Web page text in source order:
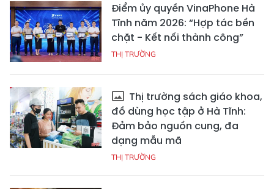
Điểm ủy quyền VinaPhone Hà
Tĩnh năm 2026: “Hợp tác bền
chặt - Kết nối thành công”
THỊ TRƯỜNG
Thị trường sách giáo khoa,
đồ dùng học tập ở Hà Tĩnh:
Đảm bảo nguồn cung, đa
dạng mẫu mã
THỊ TRƯỜNG